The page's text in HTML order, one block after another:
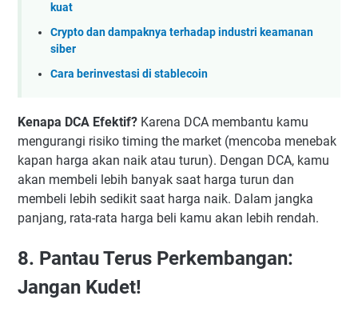
kuat
Crypto dan dampaknya terhadap industri keamanan
siber
Cara berinvestasi di stablecoin
Kenapa DCA Efektif? Karena DCA membantu kamu
mengurangi risiko timing the market (mencoba menebak
kapan harga akan naik atau turun). Dengan DCA, kamu
akan membeli lebih banyak saat harga turun dan
membeli lebih sedikit saat harga naik. Dalam jangka
panjang, rata-rata harga beli kamu akan lebih rendah.
8. Pantau Terus Perkembangan:
Jangan Kudet!